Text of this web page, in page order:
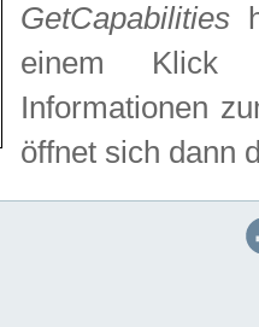
GetCapabilities
einem Klick
Informationen
öffnet sich dann